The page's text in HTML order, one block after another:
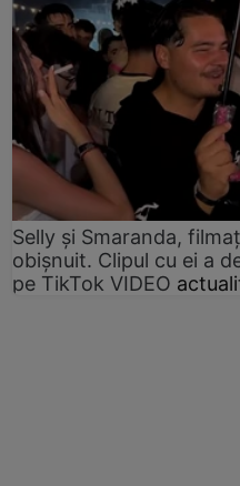
Selly și Smaranda,
obișnuit. Clipul cu ei a
pe TikTok VIDEO